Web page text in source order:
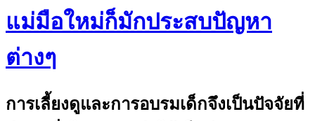
แม่มือใหม่ก็มักประสบปัญหา
ต่างๆ
การเลี้ยงดูและการอบรมเด็กจึงเป็นปัจจัยที่